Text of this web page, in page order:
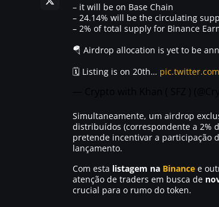
– it will be on Base Chain
– 24.14% will be the circulating
– 2% of total supply for Binance
🪂 Airdrop allocation is yet to be
🗓️ Listing is on 20th…
Simultaneamente, um airdrop
distribuídos (correspondente a 2%
pretende incentivar a participação
lançamento.
Com esta listagem na Binance e
atenção de traders em busca de
crucial para o rumo do token.